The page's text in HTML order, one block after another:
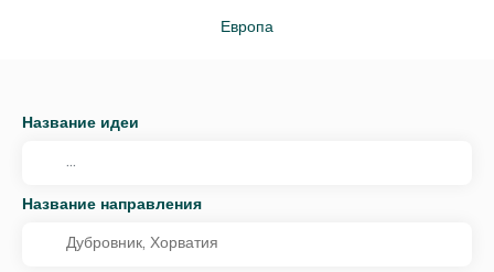
Европа
Название идеи
Название направления